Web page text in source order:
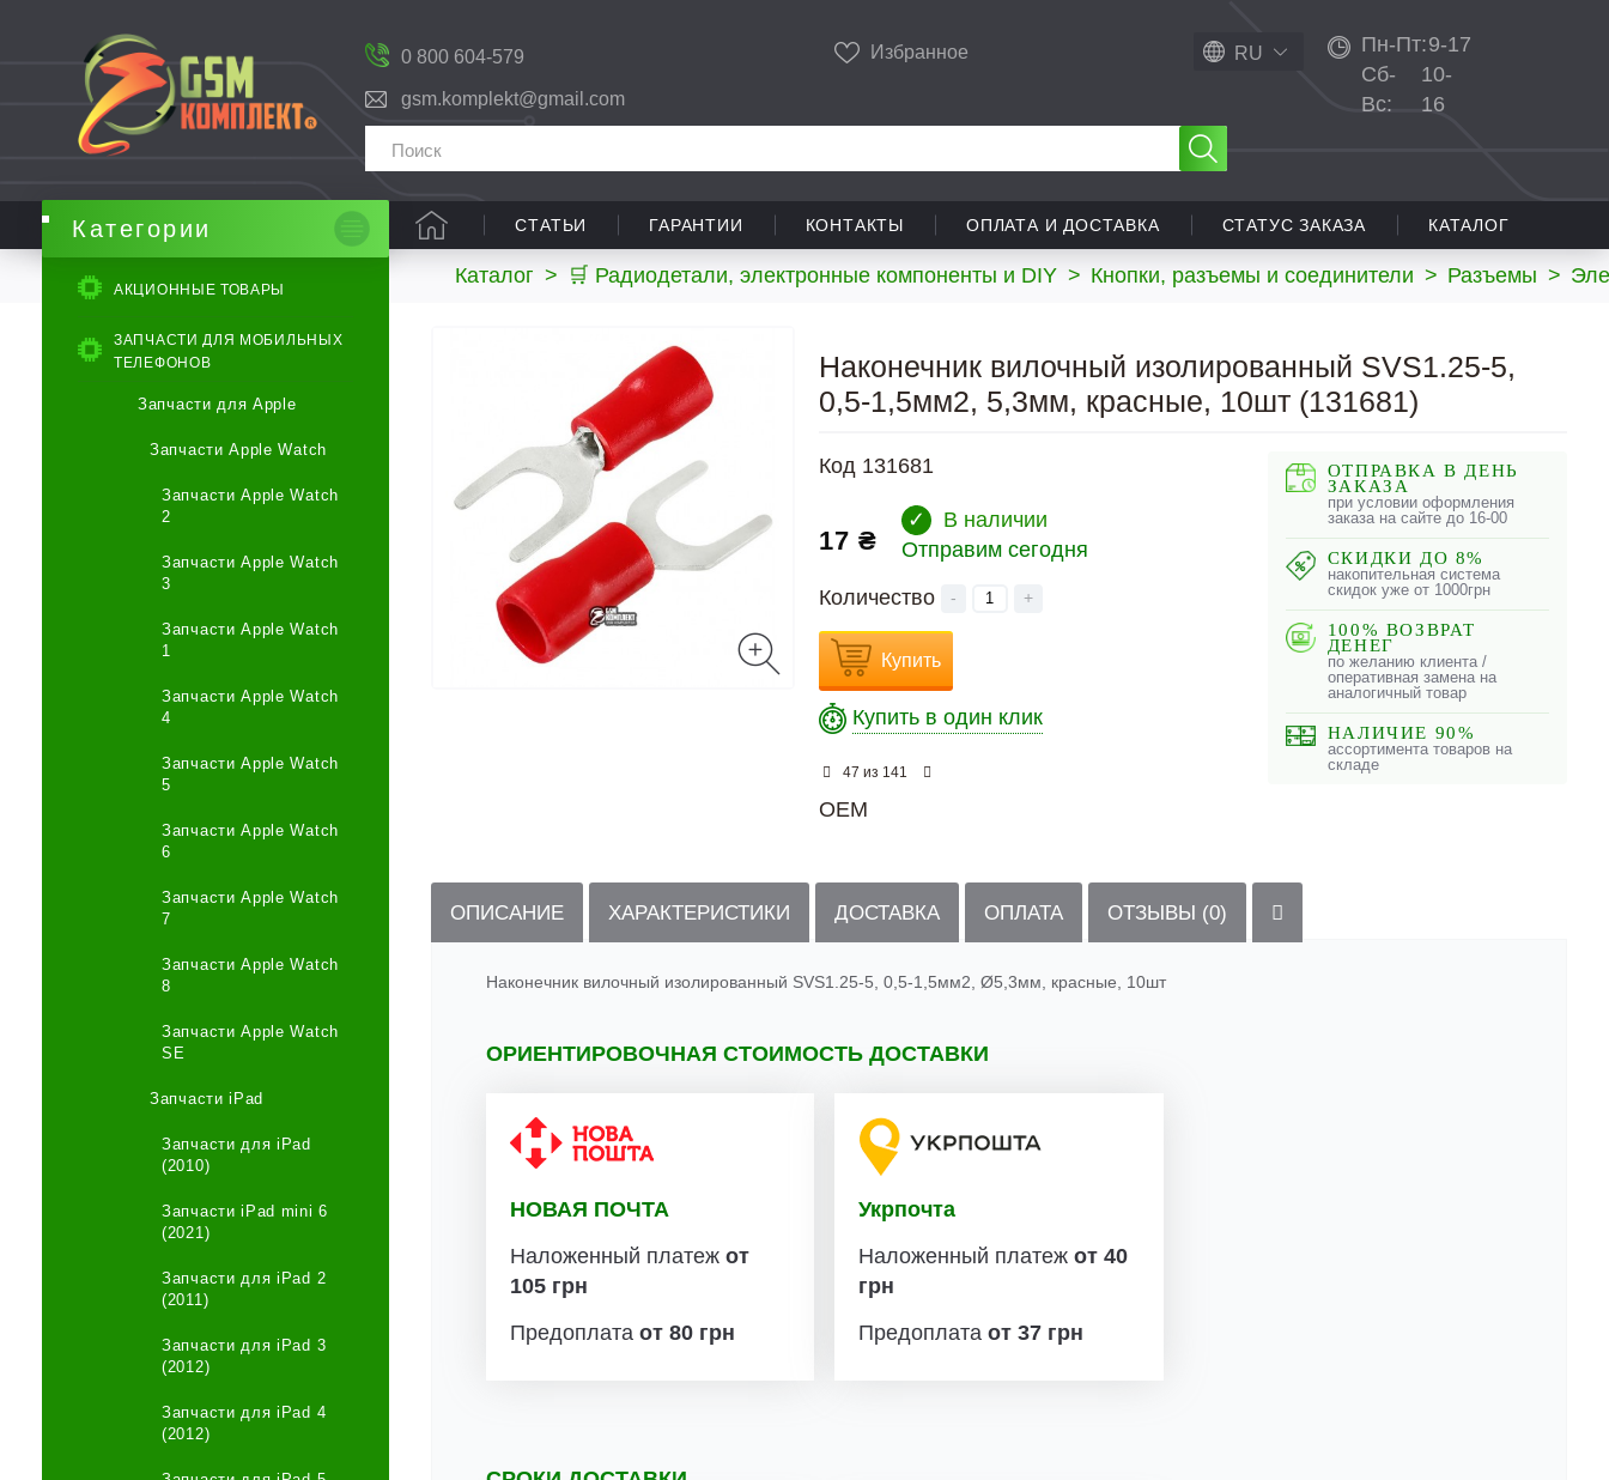
0 800 604-579
gsm.komplekt@gmail.com
Избранное RU Пн-Пт:9-17
Сб-
Вс:
10-
16
СТАТЬИ ГАРАНТИИ КОНТАКТЫ ОПЛАТА И ДОСТАВКА СТАТУС ЗАКАЗА КАТАЛОГ
Каталог > 🛒 Радиодетали, электронные компоненты и DIY > Кнопки, разъемы и соединители > Разъемы >
Категории
АКЦИОННЫЕ ТОВАРЫ
ЗАПЧАСТИ ДЛЯ МОБИЛЬНЫХ
ТЕЛЕФОНОВ
Запчасти для Apple
Запчасти Apple Watch
Запчасти Apple Watch
2
Запчасти Apple Watch
3
Запчасти Apple Watch
1
Запчасти Apple Watch
4
Запчасти Apple Watch
5
Запчасти Apple Watch
6
Запчасти Apple Watch
7
Запчасти Apple Watch
8
Запчасти Apple Watch
SE
Запчасти iPad
Запчасти для iPad
(2010)
Запчасти iPad mini 6
(2021)
Запчасти для iPad 2
(2011)
Запчасти для iPad 3
(2012)
Запчасти для iPad 4
(2012)
Наконечник вилочный изолированный SVS1.25-5,
0,5-1,5мм2, 5,3мм, красные, 10шт (131681)
Код 131681
17 ₴
✓
В наличии
Отправим сегодня
Количество
- +
Купить
Купить в один клик
47 из 141
OEM
ОТПРАВКА В ДЕНЬ
ЗАКАЗА
при условии оформления
заказа на сайте до 16-00
СКИДКИ ДО 8%
накопительная система
скидок уже от 1000грн
100% ВОЗВРАТ
ДЕНЕГ
по желанию клиента /
оперативная замена на
аналогичный товар
НАЛИЧИЕ 90%
ассортимента товаров на
складе
ОПИСАНИЕ ХАРАКТЕРИСТИКИ ДОСТАВКА ОПЛАТА ОТЗЫВЫ (0)
Наконечник вилочный изолированный SVS1.25-5, 0,5-1,5мм2, Ø5,3мм, красные, 10шт
ОРИЕНТИРОВОЧНАЯ СТОИМОСТЬ ДОСТАВКИ
НОВАЯ ПОЧТА
Наложенный платеж от
105 грн
Предоплата от 80 грн
Укрпочта
Наложенный платежот 40
грн
Предоплатаот 37 грн